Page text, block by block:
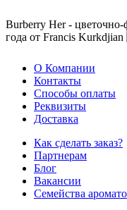
Burberry Her -
года от Francis Kurkdjian
О Компании
Контакты
Способы оплаты
Реквизиты
Доставка
Как сделать заказ?
Партнерам
Блог
Вакансии
Семейства